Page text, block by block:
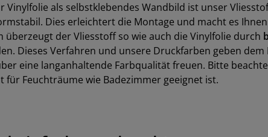
Vinylfolie als selbstklebendes Wandbild ist unser
Dies erleichtert die Montage und macht es
überzeugt der Vliesstoff so wie auch die Vinylfolie durch
Dieses Verfahren und unsere Druckfarben geben dem
eine langanhaltende Farbqualität freuen. Bitte
für Feuchträume wie Badezimmer geeignet ist.